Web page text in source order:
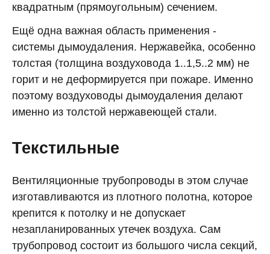
квадратным (прямоугольным) сечением.
Ещё одна важная область применения -
системы дымоудаления. Нержавейка, особенно
толстая (толщина воздуховода 1..1,5..2 мм) не
горит и не деформируется при пожаре. Именно
поэтому воздуховоды дымоудаления делают
именно из толстой нержавеющей стали.
Текстильные
Вентиляционные трубопроводы в этом случае
изготавливаются из плотного полотна, которое
крепится к потолку и не допускает
незапланированных утечек воздуха. Сам
трубопровод состоит из большого числа секций,